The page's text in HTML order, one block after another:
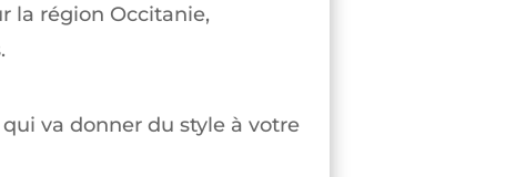
la région Occitanie,
va donner du style à votre